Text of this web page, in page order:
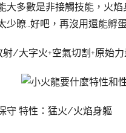
大多數是非接觸技能，火焰
少瞭…好吧，再沒用還能孵
射/大字火+空氣切割+原始
守 特性：猛火/火焰身軀